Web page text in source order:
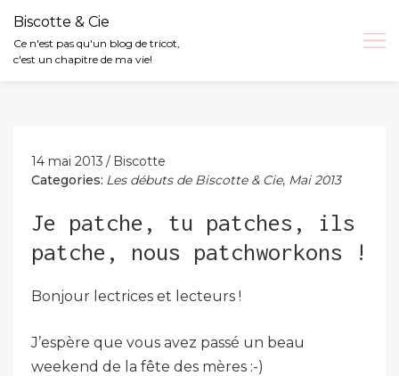
Biscotte & Cie
Ce n'est pas qu'un blog de tricot,
c'est un chapitre de ma vie!
14 mai 2013
Biscotte
Categories: Les débuts de Biscotte & Cie, Mai 2013
Je patche, tu patches, ils
patche, nous patchworkons !
Bonjour lectrices et lecteurs !
J’espère que vous avez passé un beau
weekend de la fête des mères :-)